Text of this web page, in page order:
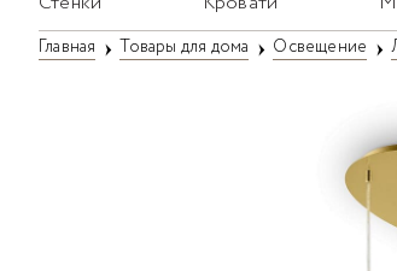
Главная Товары для дома Освещение